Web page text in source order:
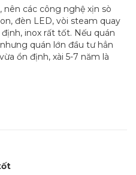
các công nghệ xịn sò
đèn LED, vòi steam quay
inox rất tốt. Nếu quán
quán lớn đầu tư hẳn
ổn định, xài 5-7 năm là